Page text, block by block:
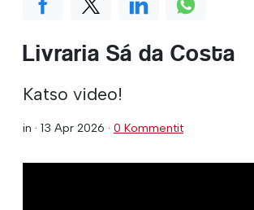
Livraria Sá da Costa
Katso video!
in · 13 Apr 2026 · 0 Kommentit